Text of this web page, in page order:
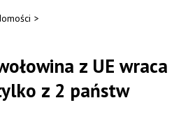
>
z UE wraca
z 2 państw